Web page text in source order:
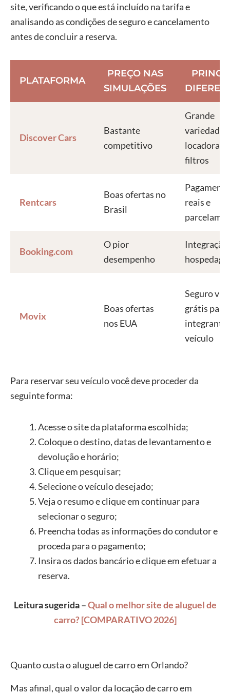
site, verificando o que está incluído na tarifa e
analisando as condições de seguro e cancelamento
antes de concluir a reserva.
PLATAFORMA
PREÇO NAS
SIMULAÇÕES
Discover Cars
Bastante
competitivo
Grande
variedade
locadoras
filtros
Rentcars
Boas ofertas no
Brasil
reais e
Booking.com
O pior
desempenho
Integração
Movix
Boas ofertas
nos EUA
Seguro
grátis para
veículo
Para reservar seu veículo você deve proceder da
seguinte forma:
Acesse o site da plataforma escolhida;
Coloque o destino, datas de levantamento e
devolução e horário;
Clique em pesquisar;
Selecione o veículo desejado;
Veja o resumo e clique em continuar para
selecionar o seguro;
Preencha todas as informações do condutor e
proceda para o pagamento;
Insira os dados bancário e clique em efetuar a
reserva.
Leitura sugerida –Qual o melhor site de aluguel de
carro? [COMPARATIVO 2026]
Quanto custa o aluguel de carro em Orlando?
Mas afinal, qual o valor da locação de carro em